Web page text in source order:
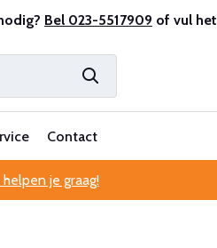
Bel 023-5517909 of vul het
Contact
helpen je graag!